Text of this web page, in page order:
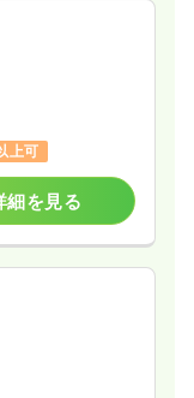
上可
細を見る